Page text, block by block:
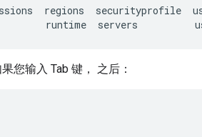
regions securityprofile
runtime servers
您输入 Tab 键， 之后：